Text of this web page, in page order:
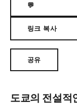
💬
링크 복사
공유
도쿄의 전설적